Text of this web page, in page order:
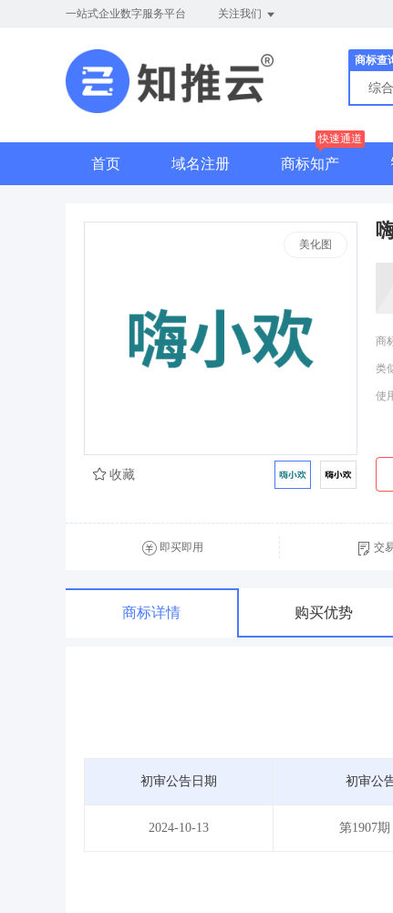
一站式企业数字服务平台 关注我们
商标查
综
首页 域名注册 商标知产
快速通道
美化图
商
类
使
收藏
即买即用 交
商标详情 购买优势
初审公告日期 初审公
2024-10-13 第1907期